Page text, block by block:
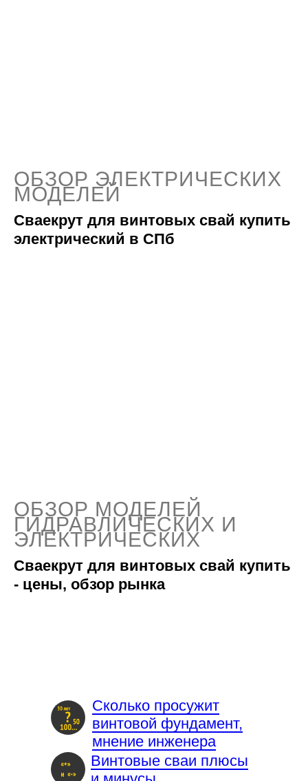
ОБЗОР ЭЛЕКТРИЧЕСКИХ
МОДЕЛЕЙ
Сваекрут для винтовых свай купить
электрический в СПб
ОБЗОР МОДЕЛЕЙ
ГИДРАВЛИЧЕСКИХ И
ЭЛЕКТРИЧЕСКИХ
Сваекрут для винтовых свай купить
- цены, обзор рынка
Винтовые сваи плюсы
Сколько просужит
винтовой фундамент,
мнение инженера